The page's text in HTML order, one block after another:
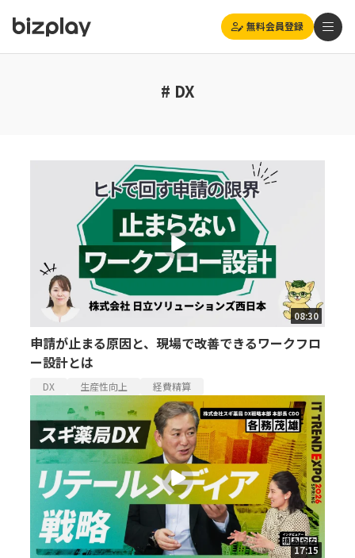
無料会員登録
# DX
08:30
申請が止まる原因と、現場で改善できるワークフロ
ー設計とは
DX 生産性向上 経費精算
17:15